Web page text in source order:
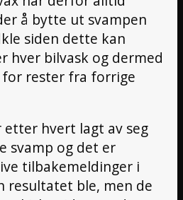
å bytte ut svampen
siden dette kan
hver bilvask og dermed
rester fra forrige
etter hvert lagt av seg
svamp og det er
tilbakemeldinger i
resultatet ble, men de